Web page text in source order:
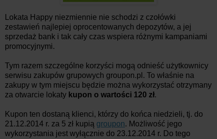
Lokata Happy niezmiennie nie schodzi z czołówki
zestawień najlepiej oprocentowanych depozytów, a jej
sprzedaż bank i tak cały czas wspiera różnymi kampaniami
promocyjnymi.
Tym razem szczególne korzyści mogą odnieść użytkownicy
serwisu zakupów grupowych groupon.pl. To właśnie na
zakupy w tym miejscu będzie można wykorzystać otrzymany
za otwarcie lokaty kupon o wartości 120 zł.
Kupon ten dostaną klienci, którzy do końca niedzieli, tj. do
21.12.2014 r. za 5 zł kupią groupon. Możliwość jego
wykorzystania jest wyłącznie do 23.12.2014 r. Do tego